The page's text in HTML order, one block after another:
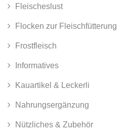
Fleischeslust
Flocken zur Fleischfütterung
Frostfleisch
Informatives
Kauartikel & Leckerli
Nahrungsergänzung
Nützliches & Zubehör